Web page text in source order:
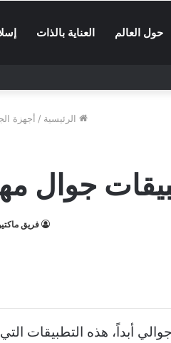
حول العالم العناية بالذات
الرئيسية / أجهزة
جوال
فريق
أبداً، هذه التطبيقات